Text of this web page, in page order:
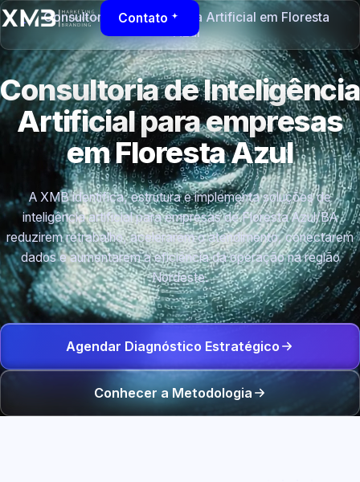
Contato
Consultoria de Inteligência Artificial em Floresta
Azul
Consultoria de Inteligência
Artificial para empresas
em Floresta Azul
A XMB identifica, estrutura e implementa soluções de
inteligência artificial para empresas de Floresta Azul/BA
reduzirem retrabalho, acelerarem o atendimento, conectarem
dados e aumentarem a eficiência da operação na região
Nordeste.
Agendar Diagnóstico Estratégico
Conhecer a Metodologia